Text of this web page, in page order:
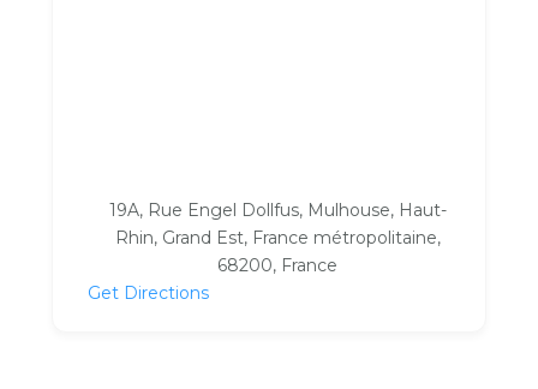
19A, Rue Engel Dollfus, Mulhouse, Haut-
Rhin, Grand Est, France métropolitaine,
68200, France
Get Directions